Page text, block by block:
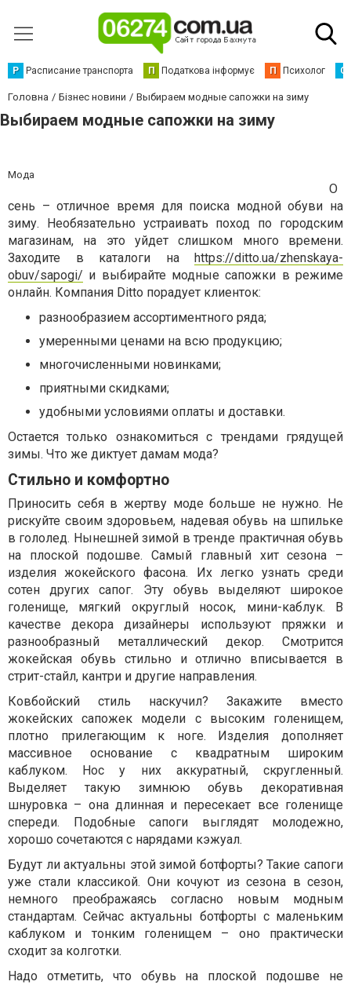
Р Расписание транспорта П Податкова інформує П Психолог С
Головна Бізнес новини Выбираем модные сапожки на зиму
Выбираем модные сапожки на зиму
Мода
О
сень – отличное время для поиска модной обуви на
зиму. Необязательно устраивать поход по городским
магазинам, на это уйдет слишком много времени.
Заходите в каталоги на https://ditto.ua/zhenskaya-
obuv/sapogi/ и выбирайте модные сапожки в режиме
онлайн. Компания Ditto порадует клиенток:
разнообразием ассортиментного ряда;
умеренными ценами на всю продукцию;
многочисленными новинками;
приятными скидками;
удобными условиями оплаты и доставки.
Остается только ознакомиться с трендами грядущей
зимы. Что же диктует дамам мода?
Стильно и комфортно
Приносить себя в жертву моде больше не нужно. Не
рискуйте своим здоровьем, надевая обувь на шпильке
в гололед. Нынешней зимой в тренде практичная обувь
на плоской подошве. Самый главный хит сезона –
изделия жокейского фасона. Их легко узнать среди
сотен других сапог. Эту обувь выделяют широкое
голенище, мягкий округлый носок, мини-каблук. В
качестве декора дизайнеры используют пряжки и
разнообразный металлический декор. Смотрится
жокейская обувь стильно и отлично вписывается в
стрит-стайл, кантри и другие направления.
Ковбойский стиль наскучил? Закажите вместо
жокейских сапожек модели с высоким голенищем,
плотно прилегающим к ноге. Изделия дополняет
массивное основание с квадратным широким
каблуком. Нос у них аккуратный, скругленный.
Выделяет такую зимнюю обувь декоративная
шнуровка – она длинная и пересекает все голенище
спереди. Подобные сапоги выглядят молодежно,
хорошо сочетаются с нарядами кэжуал.
Будут ли актуальны этой зимой ботфорты? Такие сапоги
уже стали классикой. Они кочуют из сезона в сезон,
немного преображаясь согласно новым модным
стандартам. Сейчас актуальны ботфорты с маленьким
каблуком и тонким голенищем – оно практически
сходит за колготки.
Надо отметить, что обувь на плоской подошве не